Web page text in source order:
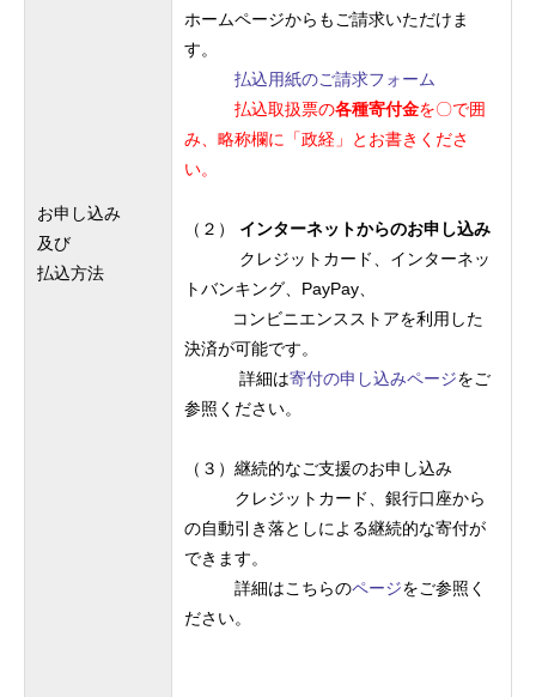
お申し込み
及び
払込方法
ホームページからもご請求いただけま
す。
払込用紙のご請求フォーム
払込取扱票の各種寄付金を〇で囲
み、略称欄に「政経」とお書きくださ
い。
（２）
インターネットからのお申し込み
クレジットカード、インターネッ
トバンキング、PayPay、
コンビニエンスストアを利用した
決済が可能です。
詳細は寄付の申し込みページをご
参照ください。
（３）継続的なご支援のお申し込み
クレジットカード、銀行口座から
の自動引き落としによる継続的な寄付が
できます。
詳細はこちらのページをご参照く
ださい。